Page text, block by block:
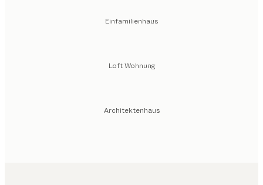
Einfamilienhaus
Loft Wohnung
Architektenhaus